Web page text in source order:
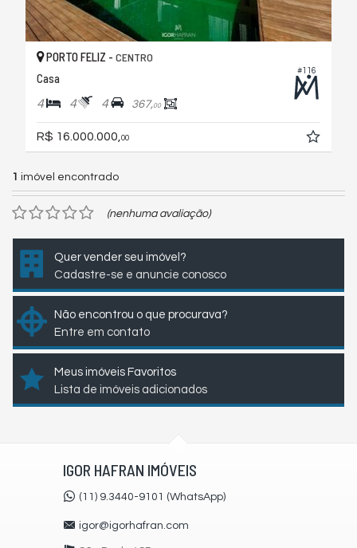
#116
PORTO FELIZ - CENTRO
Casa
4 4 4 367,00
R$ 16.000.000, 00
1 imóvel encontrado
(nenhuma avaliação)
Quer vender seu imóvel?
Cadastre-se e anuncie conosco
Não encontrou o que procurava?
Entre em contato
Meus imóveis Favoritos
Lista de imóveis adicionados
IGOR HAFRAN IMÓVEIS
(11) 9.3440-9101 (WhatsApp)
igor@igorhafran.com